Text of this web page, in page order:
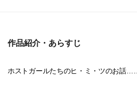
作品紹介・あらすじ
ホストガールたちのヒ・ミ・ツのお話……